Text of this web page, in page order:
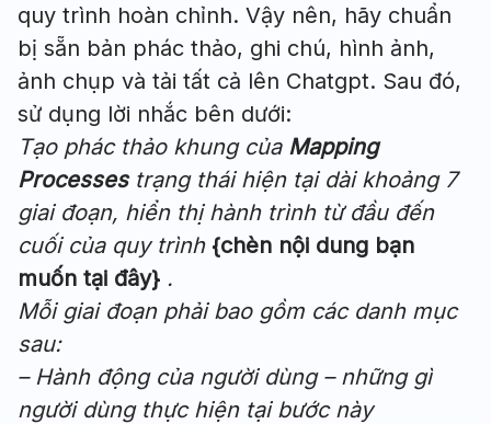
quy trình hoàn chỉnh. Vậy nên, hãy chuẩn
bị sẵn bản phác thảo, ghi chú, hình ảnh,
ảnh chụp và tải tất cả lên Chatgpt. Sau đó,
sử dụng lời nhắc bên dưới:
Tạo phác thảo khung của Mapping
Processestrạng thái hiện tại dài khoảng 7
giai đoạn, hiển thị hành trình từ đầu đến
cuối của quy trình {chèn nội dung bạn
muốn tại đây} .
Mỗi giai đoạn phải bao gồm các danh mục
sau:
– Hành động của người dùng – những gì
người dùng thực hiện tại bước này